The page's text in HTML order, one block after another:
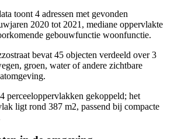
toont 4 adressen met gevonden
2020 tot 2021, mediane oppervlakte
gebouwfunctie woonfunctie.
bevat 45 objecten verdeeld over 3
groen, water of andere zichtbare
perceeloppervlakken gekoppeld; het
ligt rond 387 m2, passend bij compacte